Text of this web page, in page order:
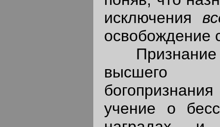
исключения
освобождение
Признание
высшего
учение о